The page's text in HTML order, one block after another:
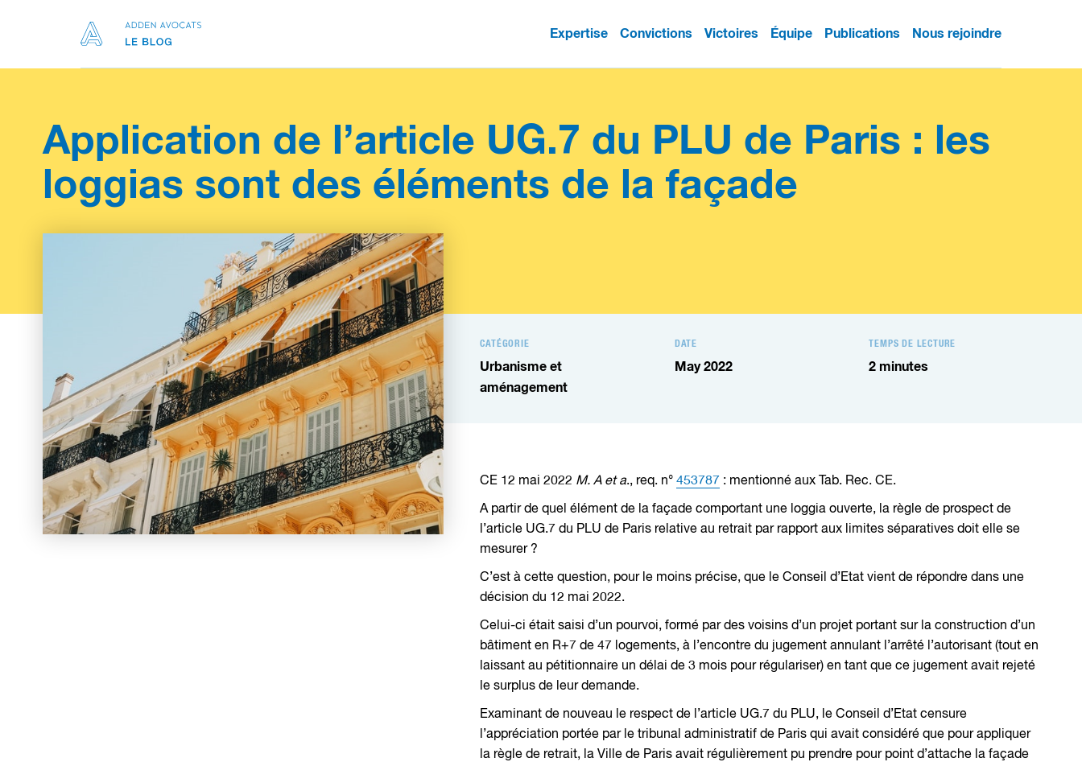
Expertise Convictions Victoires Équipe Publications Nous rejoindre
Application de l’article UG.7 du PLU de Paris : les
loggias sont des éléments de la façade
CATÉGORIE
Urbanisme et
aménagement
DATE
May 2022
TEMPS DE LECTURE
2 minutes
CE 12 mai 2022 M. A et a., req. n°453787 : mentionné aux Tab. Rec. CE.
A partir de quel élément de la façade comportant une loggia ouverte, la règle de prospect de
l’article UG.7 du PLU de Paris relative au retrait par rapport aux limites séparatives doit elle se
mesurer ?
C’est à cette question, pour le moins précise, que le Conseil d’Etat vient de répondre dans une
décision du 12 mai 2022.
Celui-ci était saisi d’un pourvoi, formé par des voisins d’un projet portant sur la construction d’un
bâtiment en R+7 de 47 logements, à l’encontre du jugement annulant l’arrêté l’autorisant (tout en
laissant au pétitionnaire un délai de 3 mois pour régulariser) en tant que ce jugement avait rejeté
le surplus de leur demande.
Examinant de nouveau le respect de l’article UG.7 du PLU, le Conseil d’Etat censure
l’appréciation portée par le tribunal administratif de Paris qui avait considéré que pour appliquer
la règle de retrait, la Ville de Paris avait régulièrement pu prendre pour point d’attache la façade